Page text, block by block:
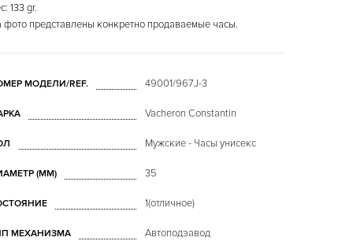
133 gr.
фото представлены конкретно продаваемые часы.
МОДЕЛИ/REF. 49001/967J-3
Vacheron Constantin
Мужские - Часы унисекс
(MM) 35
1(отличное)
МЕХАНИЗМА Автоподзавод